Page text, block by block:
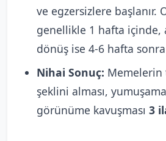
ve egzersizlere başlanır.
genellikle 1 hafta içinde,
dönüş ise 4-6 hafta
Nihai Sonuç: Memelerin
şeklini alması,
görünüme kavuşması 3